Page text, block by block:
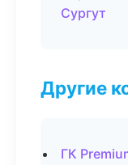
Сургут
Другие
ГК